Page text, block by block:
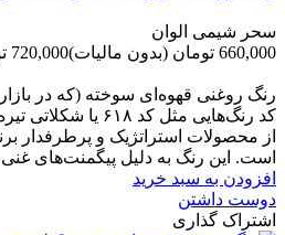
سحر شیمی الوان
660,000 تومان
(بدون مالیات)720,000 تومان
رنگ روغنی قهوه‌ای سوخته (که در
کد رنگ‌هایی مثل کد
از محصولات استراتژیک و پرطرفدار
است. این رنگ به دلیل پیگمنت‌های
افزودن به سبد خرید
دوست داشتن
اشتراک گذاری